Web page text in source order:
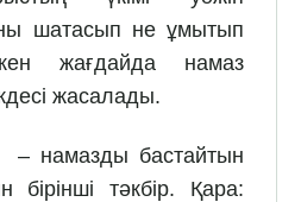
шатасып не ұмытып
жағдайда намаз
жасалады.
намазды бастайтын
тәкбір. Қара: